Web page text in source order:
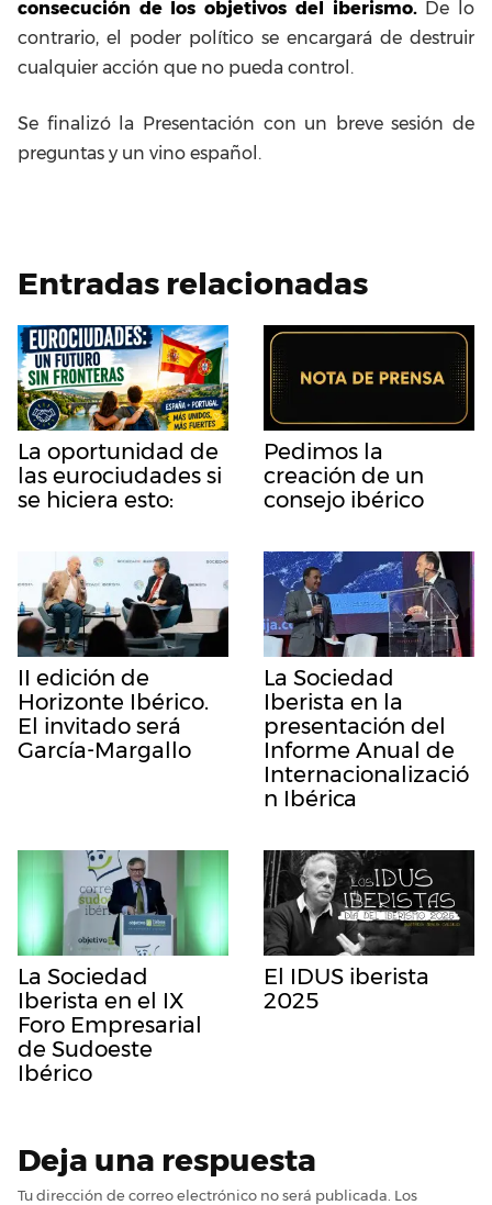
consecución de los objetivos del iberismo. De lo
contrario, el poder político se encargará de destruir
cualquier acción que no pueda control.
Se finalizó la Presentación con un breve sesión de
preguntas y un vino español.
Entradas relacionadas
La oportunidad de
las eurociudades si
se hiciera esto:
Pedimos la
creación de un
consejo ibérico
II edición de
Horizonte Ibérico.
El invitado será
García-Margallo
La Sociedad
Iberista en la
presentación del
Informe Anual de
Internacionalizació
n Ibérica
La Sociedad
Iberista en el IX
Foro Empresarial
de Sudoeste
Ibérico
El IDUS iberista
2025
Deja una respuesta
Tu dirección de correo electrónico no será publicada. Los